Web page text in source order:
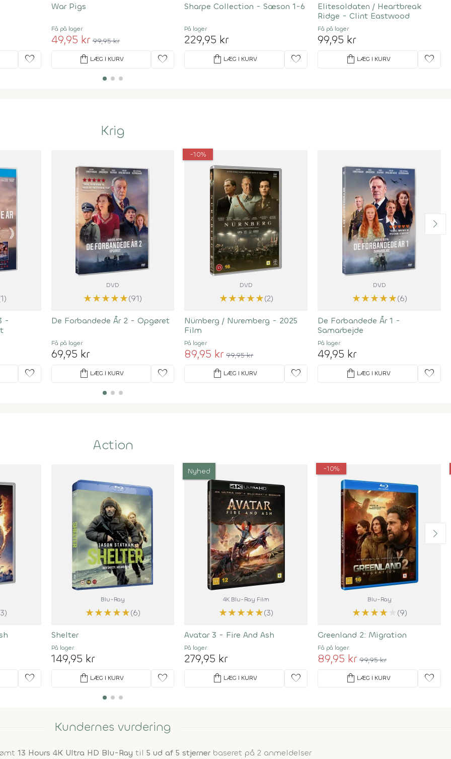
favorite
War Pigs
Få på lager
49,95 kr 99,95 kr
shopping_bag LÆG I KURV favorite
Sharpe Collection - Sæson 1-6
På lager
229,95 kr
shopping_bag LÆG I KURV favorite
Elitesoldaten / Heartbreak
Ridge - Clint Eastwood
Få på lager
99,95 kr
shopping_bag LÆG I KURV favorite
Krig
-
favorite
DVD
★★★★★(91)
De Forbandede År 2 - Opgøret
Få på lager
69,95 kr
shopping_bag LÆG I KURV favorite
-10%
DVD
★★★★★(2)
Nürnberg / Nuremberg - 2025
Film
På lager
89,95 kr 99,95 kr
shopping_bag LÆG I KURV favorite
DVD
★★★★★(6)
De Forbandede År 1 -
Samarbejde
På lager
49,95 kr
shopping_bag LÆG I KURV favorite
Action
favorite
Blu-Ray
★★★★★(6)
Shelter
På lager
149,95 kr
shopping_bag LÆG I KURV favorite
Nyhed
4K Blu-Ray Film
★★★★★(3)
Avatar 3 - Fire And Ash
På lager
279,95 kr
shopping_bag LÆG I KURV favorite
-10%
Blu-Ray
★★★★ (9)
Greenland 2: Migration
Få på lager
89,95 kr 99,95 kr
shopping_bag LÆG I KURV favorite
Kundernes vurdering
13 Hours 4K Ultra HD Blu-Ray til 5 ud af 5 stjernerbaseret på 2 anmeldelser